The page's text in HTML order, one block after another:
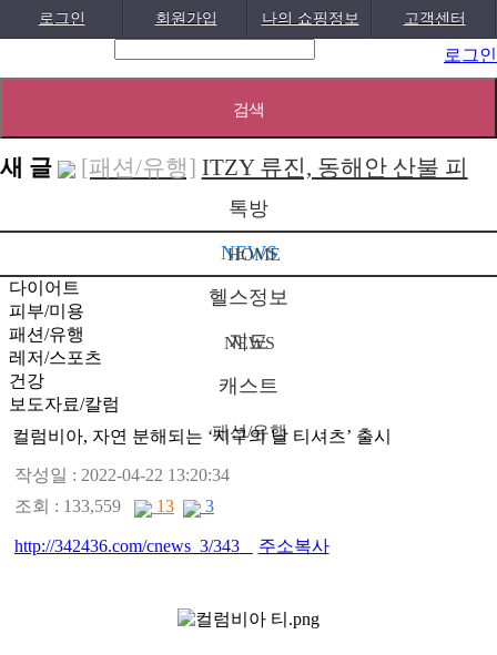
로그인 회원가입 나의 쇼핑정보 고객센터
로그인
새 글 [보도자료/칼럼] GS25, 워너브라더스와
[04-05]
봄철 자살률 증가, 10대 청소년
향긋한 봄내음 가득 제철나물,
효능..[03-29]
[건강] 봄에 심해지는 알레르기 비염 예
방수..[보도자료/칼럼]
공간 ‘오키친 ..
[보도자료/칼럼]
손잡고 ‘갓생폭.. [05-24]
[건강]
무조건 탄수화물 끊기? 당류부
터 줄.. [05-19]
[다이어트] 운동 어려울때 다이어트 도
움되는 음..[05-19]
[패션/유행] 컬럼비아, 자연 분해되는
‘지구의 ..[04-22]
[패션/유행] ITZY 류진, 동해안 산불 피
해 성금 5..[04-12]
톡방
NEWS
헬스정보
지도
캐스트
HOME
NEWS
패션/유행
다이어트
피부/미용
패션/유행
레저/스포츠
건강
보도자료/칼럼
컬럼비아, 자연 분해되는 ‘지구의 날 티셔츠’ 출시
작성일 : 2022-04-22 13:20:34
조회 : 133,559
13 3
http://342436.com/cnews_3/343 주소복사